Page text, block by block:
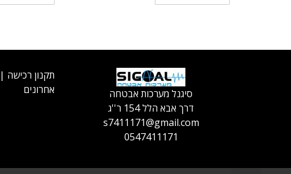
סיגנל מערכות אבטחה
דרך אבא הלל 154 ר''ג
s7411171@gmail.com
0547411171
תקנון רכישה |
אחרונים